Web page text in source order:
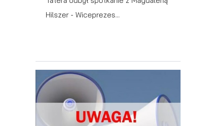
Hilszer - Wiceprezes...